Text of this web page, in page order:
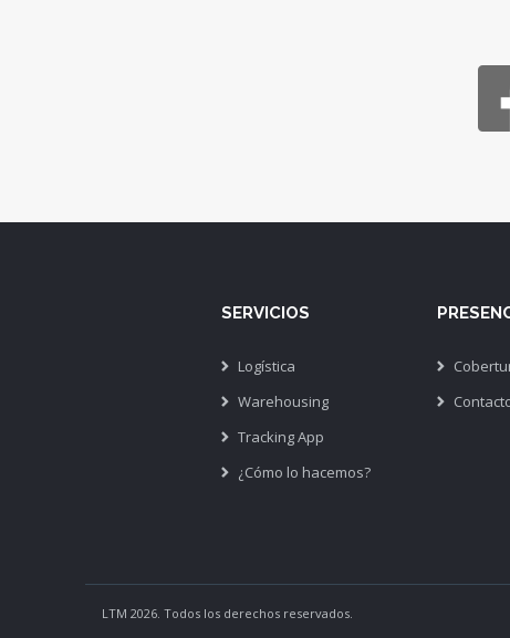
SERVICIOS
Logística
Warehousing
Tracking App
¿Cómo lo hacemos?
LTM 2026. Todos los derechos reservados.